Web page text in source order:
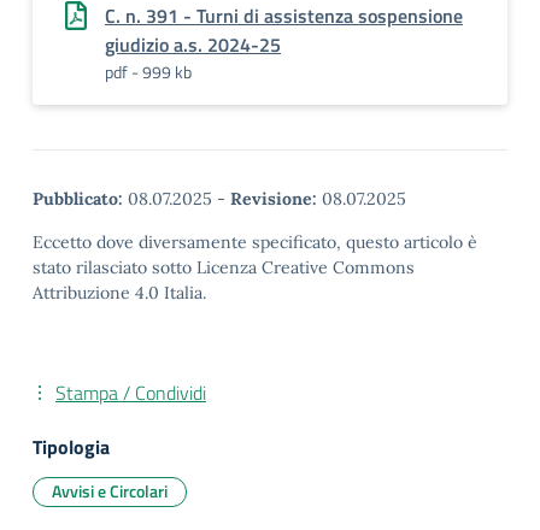
C. n. 391 - Turni di assistenza sospensione
giudizio a.s. 2024-25
pdf - 999 kb
Pubblicato: 08.07.2025 - Revisione: 08.07.2025
Eccetto dove diversamente specificato, questo articolo è
stato rilasciato sotto Licenza Creative Commons
Attribuzione 4.0 Italia.
Stampa / Condividi
Tipologia
Avvisi e Circolari